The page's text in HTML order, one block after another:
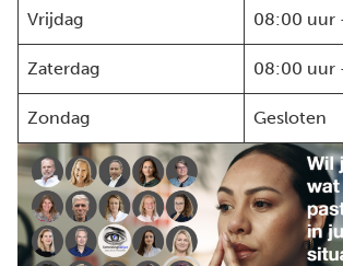
Vrijdag 08:00 uur
Zaterdag 08:00 uur
Zondag Gesloten